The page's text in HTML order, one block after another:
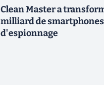
Clean Master a
milliard de
d'espionnage